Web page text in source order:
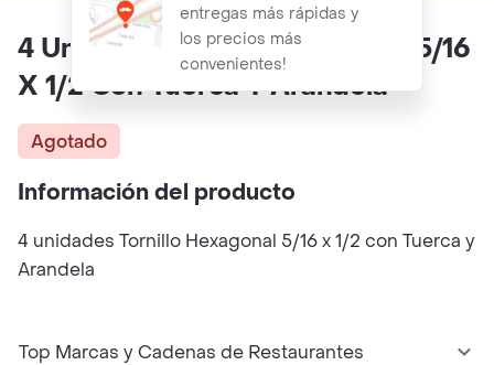
entregas más rápidas y
los precios más
convenientes!
4 Unidades Tornillo Hexagonal 5/16
X 1/2 Con Tuerca Y Arandela
Agotado
Información del producto
4 unidades Tornillo Hexagonal 5/16 x 1/2 con Tuerca y
Arandela
Top Marcas y Cadenas de Restaurantes